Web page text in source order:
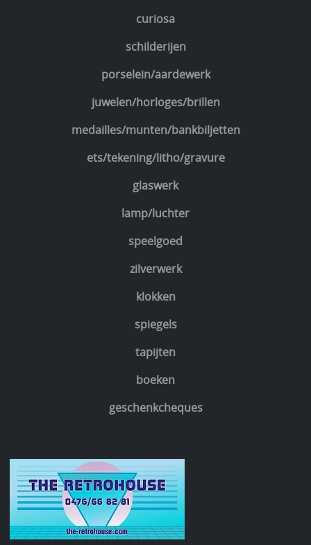
curiosa
schilderijen
porselein/aardewerk
juwelen/horloges/brillen
medailles/munten/bankbiljetten
ets/tekening/litho/gravure
glaswerk
lamp/luchter
speelgoed
zilverwerk
klokken
spiegels
tapijten
boeken
geschenkcheques